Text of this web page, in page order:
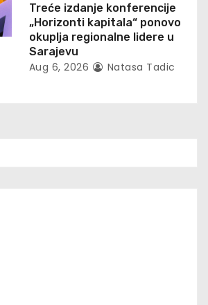
Treće izdanje konferencije
„Horizonti kapitala“ ponovo
okuplja regionalne lidere u
Sarajevu
Aug 6, 2026 Natasa Tadic